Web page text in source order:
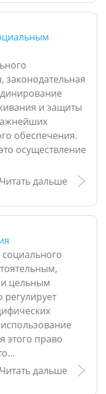
законодательная
и защиты
обеспечения.
осуществление
Читать дальше
цельным
этого право
Читать дальше